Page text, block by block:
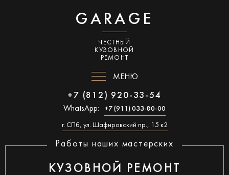
GARAGE
ЧЕСТНЫЙ
КУЗОВНОЙ
РЕМОНТ
МЕНЮ
+7 (812) 920-33-54
WhatsApp: +7 (911) 033-80-00
г. СПб, ул. Шафировский пр., 15 к2
Работы наших мастерских
КУЗОВНОЙ РЕМОНТ